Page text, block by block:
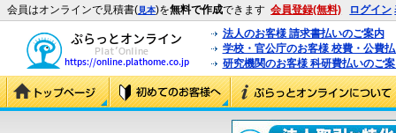
会員はオンラインで見積書(見本)を無料で作成できます 会員登録(無料) ログイン
法人のお客様 請求書払いのご案内
学校・官公庁のお客様 校費・公費
研究機関のお客様 科研費払いのご